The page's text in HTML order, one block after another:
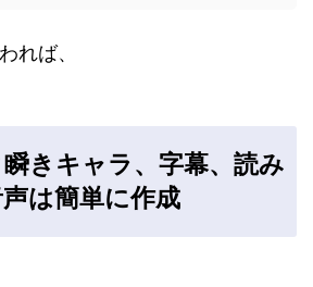
れば、
きキャラ、字幕、読み
は簡単に作成